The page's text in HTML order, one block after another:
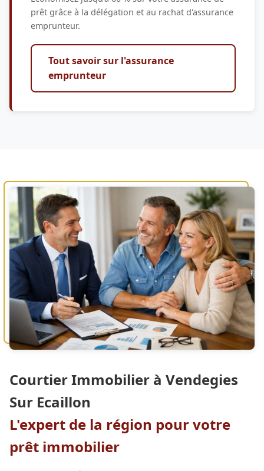
prêt grâce à la délégation et au rachat d'assurance
emprunteur.
Tout savoir sur l'assurance
emprunteur
Courtier Immobilier à Vendegies
Sur Ecaillon
L'expert de la région pour votre
prêt immobilier